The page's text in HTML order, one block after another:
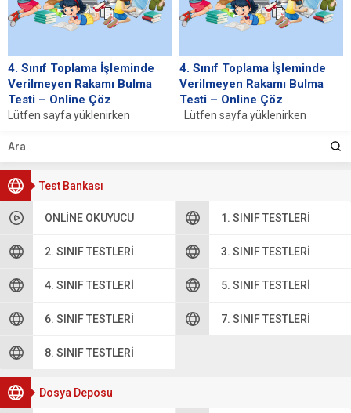
Test Bankası
ONLINE OKUYUCU 1. SINIF TESTLERI
2. SINIF TESTLERI 3. SINIF TESTLERI
4. SINIF TESTLERI 5. SINIF TESTLERI
6. SINIF TESTLERI 7. SINIF TESTLERI
8. SINIF TESTLERI
Dosya Deposu
4. Sınıf Toplama İşleminde
Verilmeyen Rakamı Bulma
Testi – Online Çöz
Lütfen sayfa yüklenirken
javascript desteğinin etkin
olduğundan emin olunuz. Eğer
sayfa yüklenmediyse buraya...
4. Sınıf Toplama İşleminde
Verilmeyen Rakamı Bulma
Testi – Online Çöz
Lütfen sayfa yüklenirken
olduğundan emin olunuz. Eğer